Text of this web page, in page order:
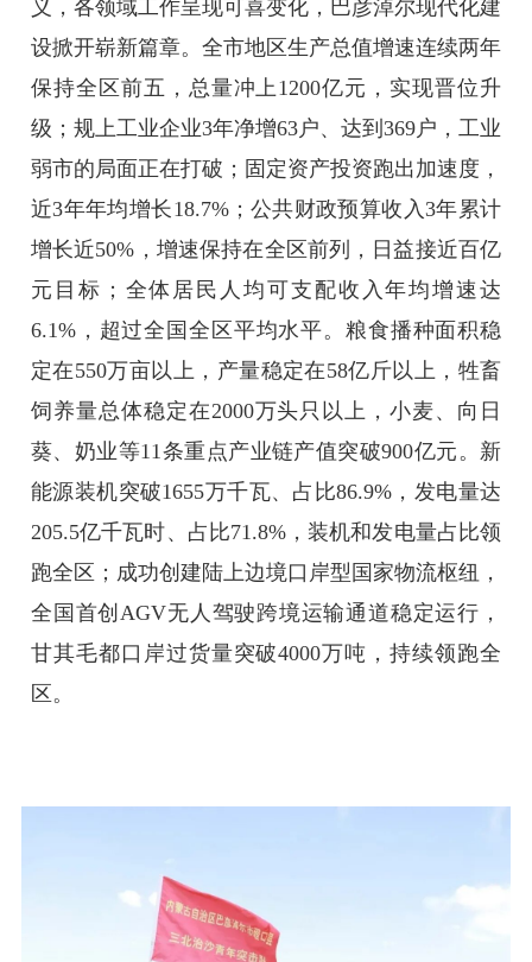
义，各领域工作呈现可喜变化，巴彦淖尔现代化建
设掀开崭新篇章。全市地区生产总值增速连续两年
保持全区前五，总量冲上1200亿元，实现晋位升
级；规上工业企业3年净增63户、达到369户，工业
弱市的局面正在打破；固定资产投资跑出加速度，
近3年年均增长18.7%；公共财政预算收入3年累计
增长近50%，增速保持在全区前列，日益接近百亿
元目标；全体居民人均可支配收入年均增速达
6.1%，超过全国全区平均水平。粮食播种面积稳
定在550万亩以上，产量稳定在58亿斤以上，牲畜
饲养量总体稳定在2000万头只以上，小麦、向日
葵、奶业等11条重点产业链产值突破900亿元。新
能源装机突破1655万千瓦、占比86.9%，发电量达
205.5亿千瓦时、占比71.8%，装机和发电量占比领
跑全区；成功创建陆上边境口岸型国家物流枢纽，
全国首创AGV无人驾驶跨境运输通道稳定运行，
甘其毛都口岸过货量突破4000万吨，持续领跑全
区。